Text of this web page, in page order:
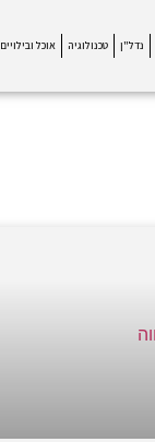
נדל"ן טכנולוגיה אוכל ובילויים